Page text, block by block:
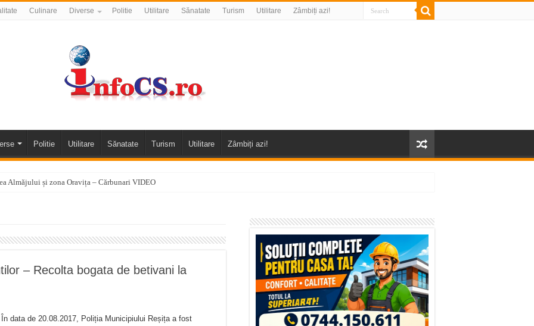
Culinare Diverse Politie Utilitare Sănatate Turism Utilitare Zâmbiți azi!
Politie Utilitare Sănatate Turism Utilitare Zâmbiți azi!
Almăjului și zona Oravița – Cărbunari VIDEO
APĂ în ORAVIȚA – 05.08.2026 – avarie
Podul de Piatră din Herculane
flori de vară și râsete de copii la Carașova VIDEO
– 04.08.2026 – avarie – Calea Severinului
– Recolta bogata de betivani la
În data de 20.08.2017, Poliția Municipiului Reșița a fost